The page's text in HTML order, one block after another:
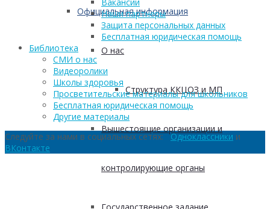
Официальная информация
О нас
Структура ККЦОЗ и МП
Вышестоящие организации и
контролирующие органы
Наши партнеры
Защита персональных данных
Бесплатная юридическая помощь
Библиотека
СМИ о нас
Видеоролики
Школы здоровья
Просветительские материалы для школьников
Бесплатная юридическая помощь
Другие материалы
Следуйте за нами в социальных сетях:Одноклассники и
ВКонтакте